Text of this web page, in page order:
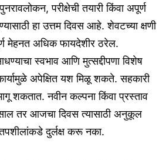
परीक्षेची तयारी किंवा अपूर्ण
हा उत्तम दिवस आहे. शेवटच्या क्षणी
मेहनत अधिक फायदेशीर ठरेल.
स्वभाव आणि मुत्सद्दीपणा विशेष
अपेक्षित यश मिळू शकते. सहकारी
शकतात. नवीन कल्पना किंवा प्रस्ताव
तर आजचा दिवस त्यासाठी अनुकूल
दुर्लक्ष करू नका.